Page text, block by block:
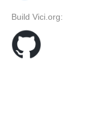
Build Vici.org: